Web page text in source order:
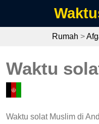
Rumah >
Waktu
Waktu solat Muslim di